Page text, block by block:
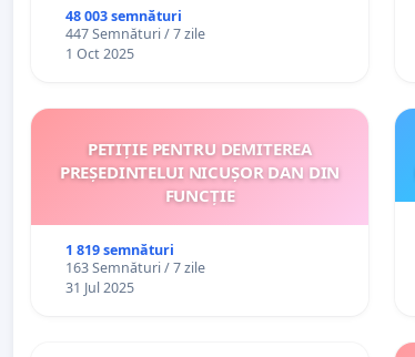
48 003 semnături
447 Semnături / 7 zile
1 Oct 2025
PETIȚIE PENTRU DEMITEREA
PREȘEDINTELUI NICUȘOR DAN DIN
FUNCȚIE
1 819 semnături
163 Semnături / 7 zile
31 Jul 2025